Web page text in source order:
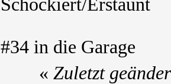
#34 in die Garage
« Zuletzt